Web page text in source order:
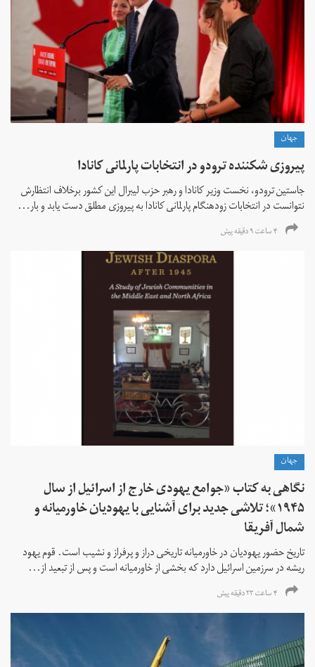
جهان
پیروزی شکننده ترودو در انتخابات پارلمانی کانادا
جاستین ترودو، نخست وزیر کانادا و رهبر حزب لیبرال این کشور برخلاف انتظارش
نتوانست در انتخابات زود‌هنگام پارلمانی کانادا به پیروزی مطلق دست یابد و بار...
۴ ساعت ۹ دقیقه پیش
جهان
نگاهی به کتاب «جوامع یهودی خارج از اسرائیل از سال
۱۹۴۵»؛ تلاشی جدید برای آشنایی با یهودیان خاورمیانه و
شمال آفریقا
تاریخ حضور یهودیان در خاورمیانه تاریخی دراز و پرفراز و نشیب است. قوم یهود
ریشه در سرزمین اسرائیل دارد که بخشی از خاورمیانه است و پس از تبعید از...
۴ ساعت ۲۳ دقیقه پیش